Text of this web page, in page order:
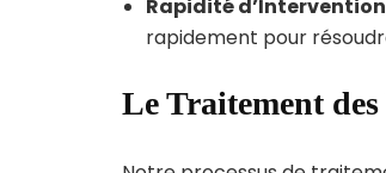
Rapidité
rapidement pour
Le Traitement